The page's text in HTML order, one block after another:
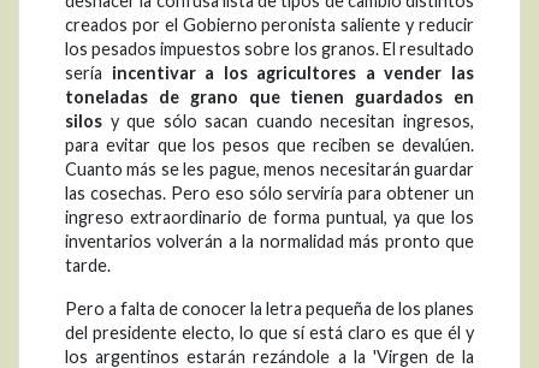
creados por el Gobierno peronista saliente y reducir
los pesados impuestos sobre los granos. El resultado
sería incentivar a los agricultores a vender las
toneladas de grano que tienen guardados en
silos y que sólo sacan cuando necesitan ingresos,
para evitar que los pesos que reciben se devalúen.
Cuanto más se les pague, menos necesitarán guardar
las cosechas. Pero eso sólo serviría para obtener un
ingreso extraordinario de forma puntual, ya que los
inventarios volverán a la normalidad más pronto que
tarde.
Pero a falta de conocer la letra pequeña de los planes
del presidente electo, lo que sí está claro es que él y
los argentinos estarán rezándole a la 'Virgen de la